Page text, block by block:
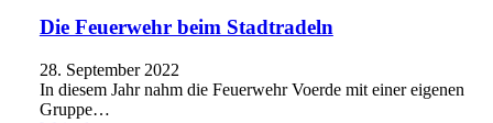
Die Feuerwehr beim Stadtradeln
28. September 2022
In diesem Jahr nahm die Feuerwehr Voerde mit einer eigenen
Gruppe…